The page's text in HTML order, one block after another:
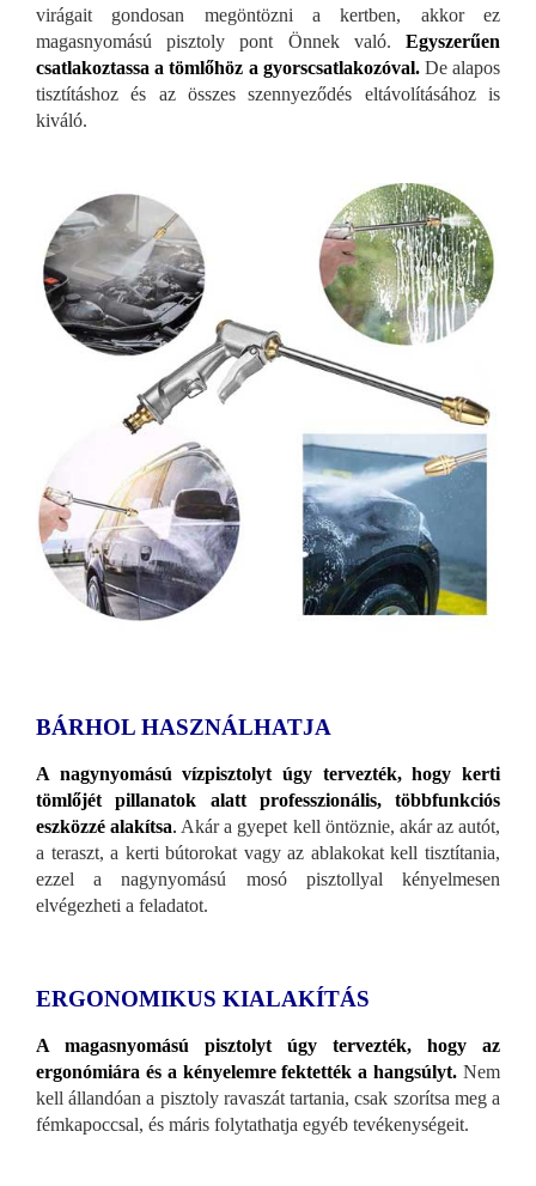
virágait gondosan megöntözni a kertben, akkor ez
magasnyomású pisztoly pont Önnek való. Egyszerűen
csatlakoztassa a tömlőhöz a gyorscsatlakozóval. De alapos
tisztításhoz és az összes szennyeződés eltávolításához is
kiváló.
BÁRHOL HASZNÁLHATJA
A nagynyomású vízpisztolyt úgy tervezték, hogy kerti
tömlőjét pillanatok alatt professzionális, többfunkciós
eszközzé alakítsa. Akár a gyepet kell öntöznie, akár az autót,
a teraszt, a kerti bútorokat vagy az ablakokat kell tisztítania,
ezzel a nagynyomású mosó pisztollyal kényelmesen
elvégezheti a feladatot.
ERGONOMIKUS KIALAKÍTÁS
A magasnyomású pisztolyt úgy tervezték, hogy az
ergonómiára és a kényelemre fektették a hangsúlyt. Nem
kell állandóan a pisztoly ravaszát tartania, csak szorítsa meg a
fémkapoccsal, és máris folytathatja egyéb tevékenységeit.